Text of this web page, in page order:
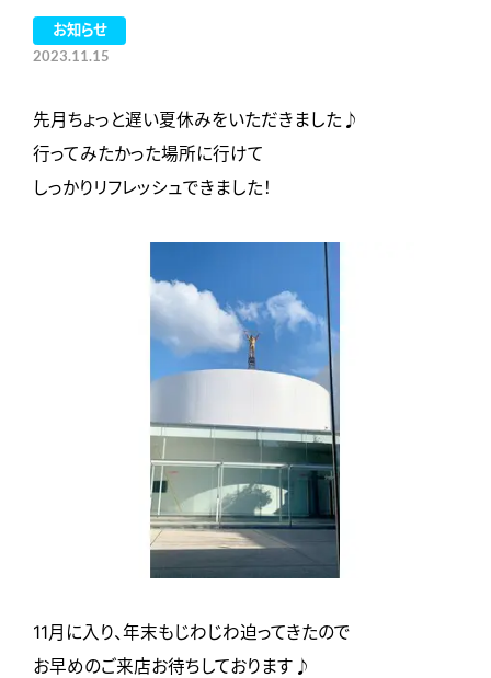
お知らせ
2023.11.15
先月ちょっと遅い夏休みをいただきました♪
行ってみたかった場所に行けて
しっかりリフレッシュできました！
11月に入り、年末もじわじわ迫ってきたので
お早めのご来店お待ちしております♪